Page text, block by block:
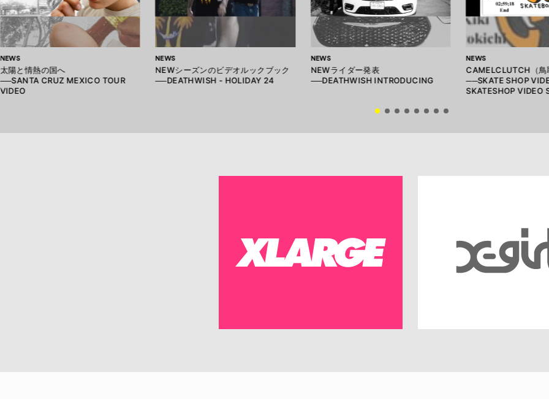
NEWS
太陽と情熱の国へ
──SANTA CRUZ MEXICO TOUR
VIDEO
NEWS
NEWシーズンのビデオルックブック
──DEATHWISH - HOLIDAY 24
NEWS
NEWライダー発表
──DEATHWISH INTRODUCING
NEWS
CAMELCLUTCH（鳥
──SKATE SHOP
SKATESHOP VIDEO